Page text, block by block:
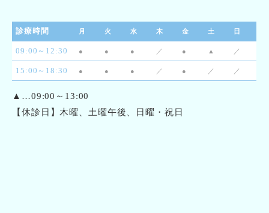
診療時間 月 火 水 木 金 土 日
09:00～12:30 ● ● ● ／ ● ▲ ／
15:00～18:30 ● ● ● ／ ● ／ ／
▲…09:00～13:00
【休診日】木曜、土曜午後、日曜・祝日